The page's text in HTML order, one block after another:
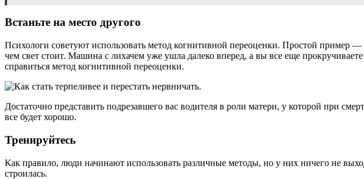
Встаньте на место другого
Психологи советуют использовать метод когнитивной переоценки. Простой пример —
чем свет стоит. Машина с лихачем уже ушла далеко вперед, а вы все еще
справиться метод когнитивной переоценки.
Достаточно представить подрезавшего вас водителя в роли матери, у которой при
все будет хорошо.
Тренируйтесь
Как правило, люди начинают использовать различные методы, но у них ничего не
строилась.